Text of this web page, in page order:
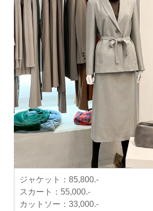
ジャケット： 85,800.-
スカート： 55,000.-
カットソー： 33,000.-